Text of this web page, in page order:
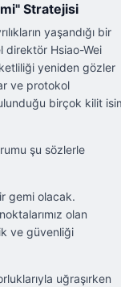
Stratejisi
yaşandığı bir
direktör Hsiao-Wei
yeniden gözler
ve protokol
birçok kilit
şu sözlerle
gemi olacak.
olan
ve güvenliği
uğraşırken